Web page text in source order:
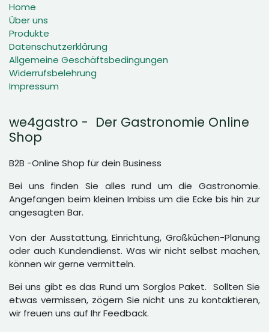
Home
Über uns
Produkte
Datenschutzerklärung
Allgemeine Geschäftsbedingungen
Widerrufsbelehrung
Impressum
we4gastro - Der Gastronomie Online
Shop
B2B -Online Shop für dein Business
Bei uns finden Sie alles rund um die Gastronomie.
Angefangen beim kleinen Imbiss um die Ecke bis hin zur
angesagten Bar.
Von der Ausstattung, Einrichtung, Großküchen-Planung
oder auch Kundendienst. Was wir nicht selbst machen,
können wir gerne vermitteln.
Bei uns gibt es das Rund um Sorglos Paket. Sollten Sie
etwas vermissen, zögern Sie nicht uns zu kontaktieren,
wir freuen uns auf Ihr Feedback.